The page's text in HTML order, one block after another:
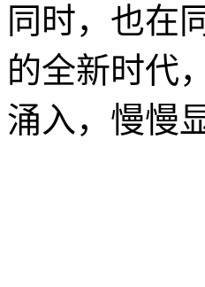
同时，也在
的全新时代
涌入，慢慢